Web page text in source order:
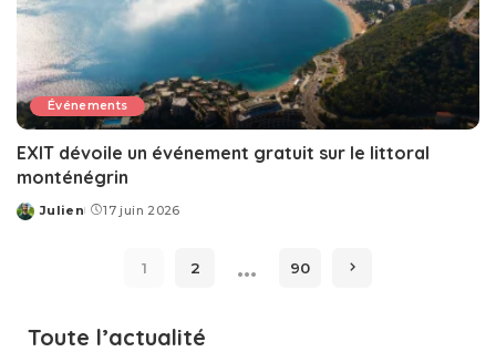
Événements
EXIT dévoile un événement gratuit sur le littoral
monténégrin
Posted
Julien 17 juin 2026
1 2 … 90
Toute l’actualité